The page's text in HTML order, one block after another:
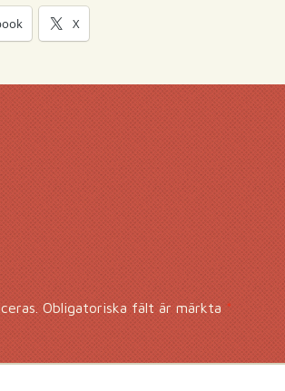
X
Obligatoriska fält är märkta*